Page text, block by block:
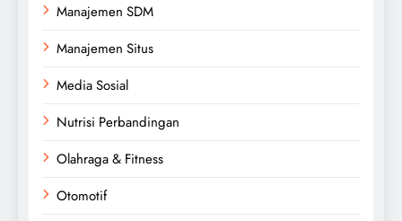
Manajemen SDM
Manajemen Situs
Media Sosial
Nutrisi Perbandingan
Olahraga & Fitness
Otomotif